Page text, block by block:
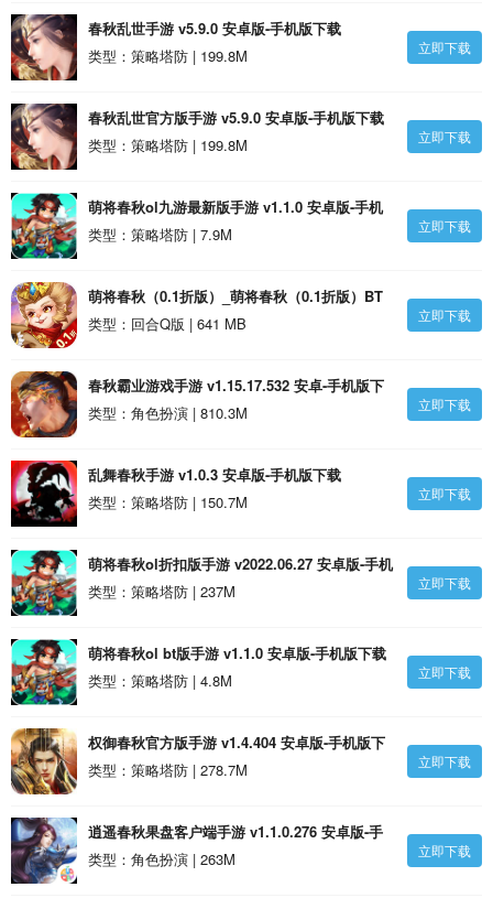
春秋乱世手游 v5.9.0 安卓版-手机版下载
类型：策略塔防 | 199.8M
立即下载
春秋乱世官方版手游 v5.9.0 安卓版-手机版下载
类型：策略塔防 | 199.8M
立即下载
萌将春秋ol九游最新版手游 v1.1.0 安卓版-手机
版下载
类型：策略塔防 | 7.9M 立即下载
萌将春秋（0.1折版）_萌将春秋（0.1折版）BT
版下载
类型：回合Q版 | 641 MB 立即下载
春秋霸业游戏手游 v1.15.17.532 安卓-手机版下
载
类型：角色扮演 | 810.3M 立即下载
乱舞春秋手游 v1.0.3 安卓版-手机版下载
类型：策略塔防 | 150.7M
立即下载
萌将春秋ol折扣版手游 v2022.06.27 安卓版-手机
版下载
类型：策略塔防 | 237M 立即下载
萌将春秋ol bt版手游 v1.1.0 安卓版-手机版下载
类型：策略塔防 | 4.8M
立即下载
权御春秋官方版手游 v1.4.404 安卓版-手机版下
载
类型：策略塔防 | 278.7M 立即下载
逍遥春秋果盘客户端手游 v1.1.0.276 安卓版-手
机版下载
类型：角色扮演 | 263M 立即下载